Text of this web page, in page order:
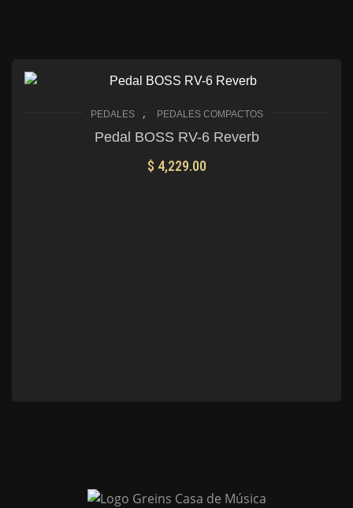
PEDALES , PEDALES COMPACTOS
Pedal BOSS RV-6 Reverb
$ 4,229.00
AÑADIR AL CARRITO